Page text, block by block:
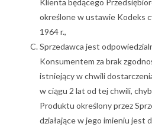
Klienta będącego
określone w ustawie Kodeks
1964 r.,
Sprzedawca jest
Konsumentem za brak
istniejący w chwili
w ciągu 2 lat od tej chwili,
Produktu określony przez
działające w jego imieniu jest